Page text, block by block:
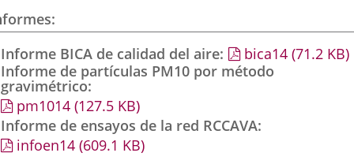
externa.externa.
Informe BICA de calidad del aire
bica14 (71.2 KB)
Informe de partículas PM10 por método
gravimétrico
pm1014 (127.5 KB)
Informe de ensayos de la red RCCAVA
infoen14 (609.1 KB)